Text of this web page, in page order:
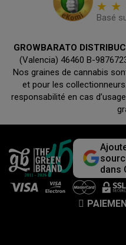
Basé
GROWBARATO
(Valencia) 46460 B-
Nos graines de cannabis
et pour les
responsabilité en cas
dans